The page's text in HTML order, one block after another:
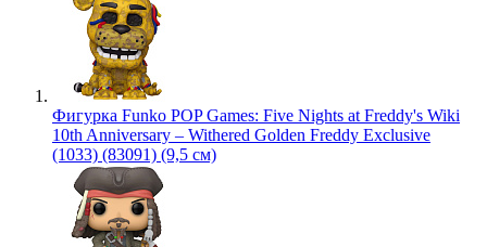
Фигурка Funko POP Games: Five Nights at Freddy's Wiki
10th Anniversary – Withered Golden Freddy Exclusive
(1033) (83091) (9,5 см)